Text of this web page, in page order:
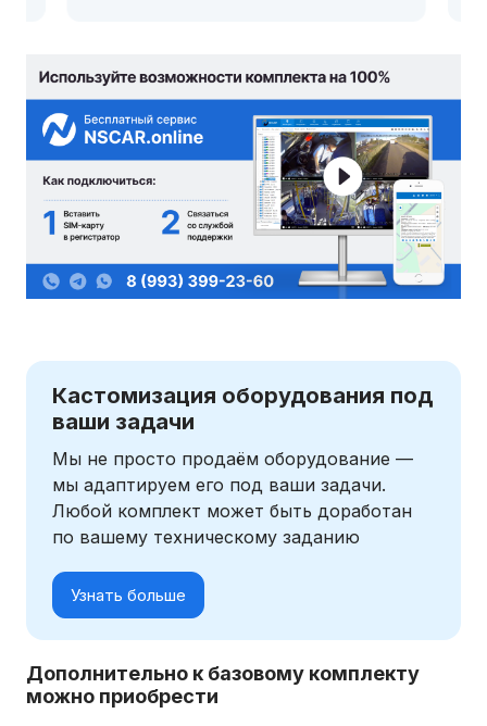
Кастомизация оборудования под
ваши задачи
Мы не просто продаём оборудование —
мы адаптируем его под ваши задачи.
Любой комплект может быть доработан
по вашему техническому заданию
Узнать больше
Дополнительно к базовому комплекту
можно приобрести